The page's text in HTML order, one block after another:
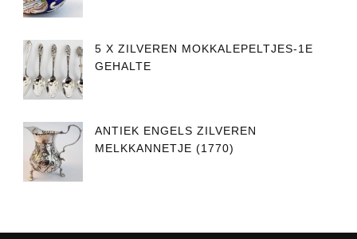
5 X ZILVEREN MOKKALEPELTJES-1E
GEHALTE
ANTIEK ENGELS ZILVEREN
MELKKANNETJE (1770)